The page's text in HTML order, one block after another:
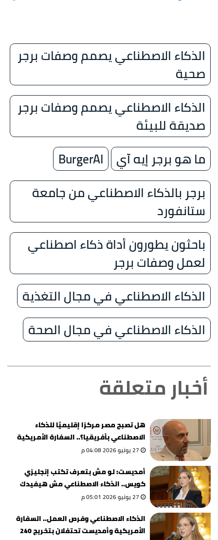
الذكاء الاصطناعي يصمم وصفات برجر
صحية
الذكاء الاصطناعي يصمم وصفات برجر
صديقة للبيئة
ما هو برجر إيه آي
BurgerAI
برجر بالذكاء الاصطناعي من جامعة
ستانفورد
باحثون يطورون أداة ذكاء اصطناعي
لعمل وصفات برجر
الذكاء الاصطناعي في مجال التغذية
الذكاء الاصطناعي في مجال الصحة
أخبار متعلقة
هل تصبح مصر مركزا إقليميًا للذكاء
الاصطناعي بأفريقيا؟.. السفارة الأمريكية
تجيب
27 يونيو 2026 04:08 م
أمديست: لو مش بتعرف تكتب إنجليزي
كويس.. الذكاء الاصطناعي مش هيفيدك
27 يونيو 2026 05:01 م
الذكاء الاصطناعي وفرص العمل.. السفارة
الأمريكية وأمديست تحتفلان بتخريج 240